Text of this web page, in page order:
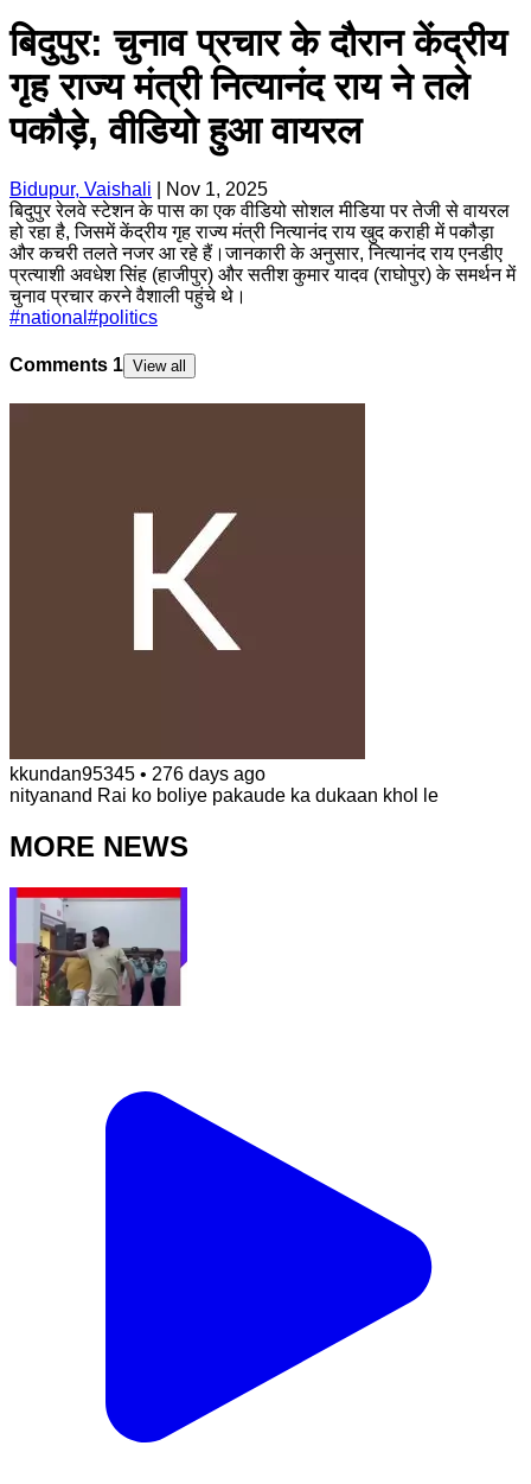
बिदुपुर: चुनाव प्रचार के दौरान केंद्रीय
गृह राज्य मंत्री नित्यानंद राय ने तले
पकौड़े, वीडियो हुआ वायरल
Bidupur, Vaishali
Nov 1, 2025
बिदुपुर रेलवे स्टेशन के पास का एक वीडियो सोशल मीडिया पर तेजी से वायरल
हो रहा है, जिसमें केंद्रीय गृह राज्य मंत्री नित्यानंद राय खुद कराही में पकौड़ा
और कचरी तलते नजर आ रहे हैं।जानकारी के अनुसार, नित्यानंद राय एनडीए
प्रत्याशी अवधेश सिंह (हाजीपुर) और सतीश कुमार यादव (राघोपुर) के समर्थन में
चुनाव प्रचार करने वैशाली पहुंचे थे।
#national #politics
Comments 1 View all
kkundan95345 • 276 days ago
nityanand Rai ko boliye pakaude ka dukaan khol le
MORE NEWS